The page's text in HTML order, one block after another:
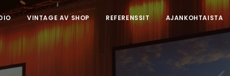
VINTAGE AV SHOP REFERENSSIT AJANKOHTAISTA